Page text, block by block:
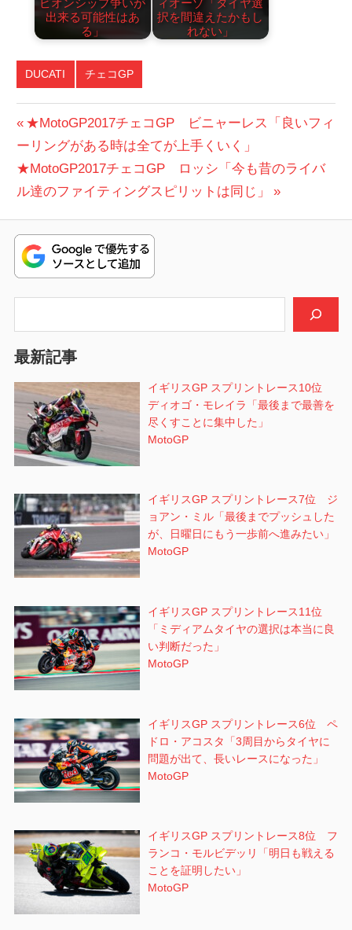
出来る可能性はあ
る」
択を間違えたかもし
れない」
DUCATI チェコGP
投
稿
ナ
ビ
ゲ
ー
ン
前
の
投
稿:
★MotoGP2017チェコGP ビニャーレス「良いフィ
ーリングがある時は全てが上手くいく」
次
の
稿:
★MotoGP2017チェコGP ロッシ「今も昔のライバ
ル達のファイティングスピリットは同じ」
最新記事
イギリスGP スプリントレース10位
ディオゴ・モレイラ「最後まで最善を
尽くすことに集中した」
MotoGP
イギリスGP スプリントレース7位 ジ
ョアン・ミル「最後までプッシュした
が、日曜日にもう一歩前へ進みたい」
MotoGP
イギリスGP スプリントレース11位
「ミディアムタイヤの選択は本当に良
い判断だった」
MotoGP
イギリスGP スプリントレース6位 ペ
ドロ・アコスタ「3周目からタイヤに
問題が出て、長いレースになった」
MotoGP
イギリスGP スプリントレース8位 フ
ランコ・モルビデッリ「明日も戦える
ことを証明したい」
MotoGP